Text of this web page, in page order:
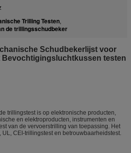
Trilling Testen,
de trillingsschudbeker
Schudbekerlijst voor
Bevochtigingsluchtkussen testen
trillingstest is op elektronische producten,
en elektroproducten, instrumenten en
van de vervoerstrilling van toepassing. Het
CEI-trillingstest en betrouwbaarheidstest.